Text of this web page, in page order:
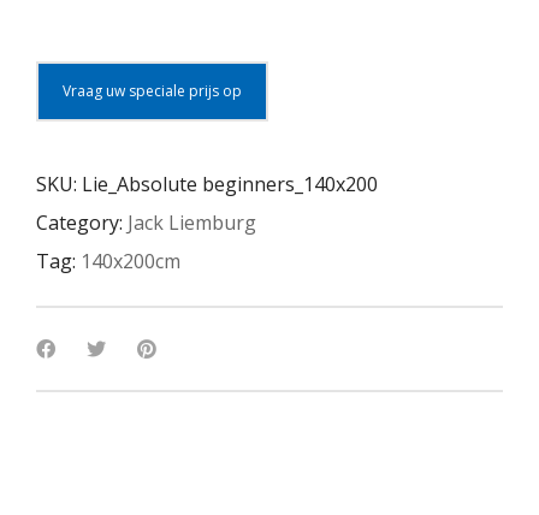
Vraag uw speciale prijs op
SKU: Lie_Absolute beginners_140x200
Category: Jack Liemburg
Tag: 140x200cm